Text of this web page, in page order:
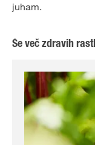
juham.
Še več zdravih